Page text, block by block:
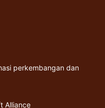
perkembangan dan
Alliance